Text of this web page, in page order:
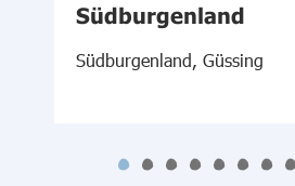
Südburgenland
Südburgenland, Güssing